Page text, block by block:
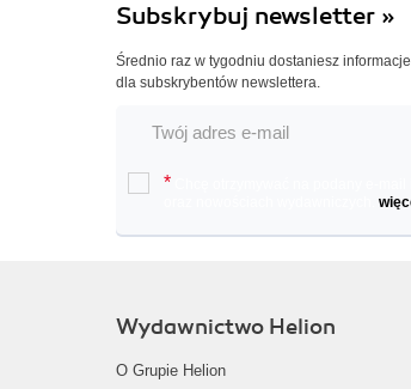
Subskrybuj newsletter »
Średnio raz w tygodniu dostaniesz
dla subskrybentów newslettera.
*
Wydawnictwo Helion
O Grupie Helion